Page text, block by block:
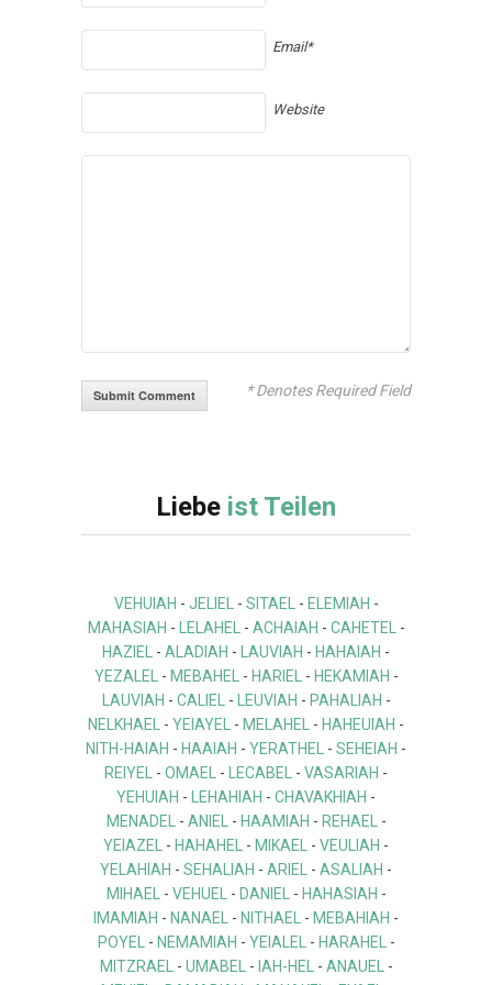
Email*
Website
* Denotes Required Field
Liebe ist Teilen
VEHUIAH - JELIEL - SITAEL - ELEMIAH -
MAHASIAH - LELAHEL - ACHAIAH - CAHETEL
-
HAZIEL
- ALADIAH - LAUVIAH - HAHAIAH -
YEZALEL
- MEBAHEL - HARIEL - HEKAMIAH -
LAUVIAH - CALIEL - LEUVIAH - PAHALIAH -
NELKHAEL
- YEIAYEL - MELAHEL - HAHEUIAH -
NITH-HAIAH - HAAIAH - YERATHEL - SEHEIAH -
REIYEL
- OMAEL - LECABEL - VASARIAH -
YEHUIAH - LEHAHIAH - CHAVAKHIAH -
MENADEL
- ANIEL - HAAMIAH - REHAEL
-
YEIAZEL
- HAHAHEL - MIKAEL - VEULIAH -
YELAHIAH - SEHALIAH - ARIEL - ASALIAH -
MIHAEL
- VEHUEL - DANIEL - HAHASIAH -
IMAMIAH - NANAEL - NITHAEL - MEBAHIAH -
POYEL
- NEMAMIAH - YEIALEL - HARAHEL
-
MITZRAEL
- UMABEL - IAH-HEL - ANAUEL
-